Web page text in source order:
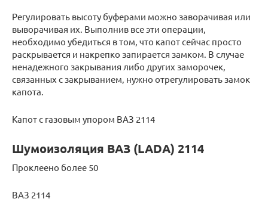
Регулировать высоту буферами можно заворачивая или
выворачивая их. Выполнив все эти операции,
необходимо убедиться в том, что капот сейчас просто
раскрывается и накрепко запирается замком. В случае
ненадежного закрывания либо других заморочек,
связанных с закрыванием, нужно отрегулировать замок
капота.
Капот с газовым упором ВАЗ 2114
Шумоизоляция ВАЗ (LADA) 2114
Проклеено более 50
ВАЗ 2114